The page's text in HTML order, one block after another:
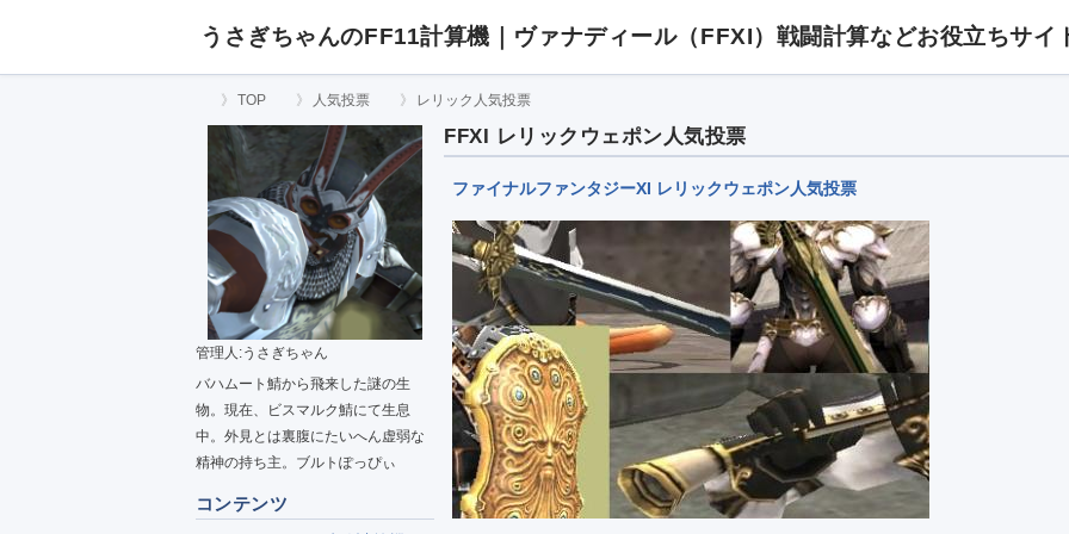
うさぎちゃんのFF11計算機｜ヴァナディール（FFXI）戦闘計算などお役立ちサイ
TOP 人気投票 レリック人気投票
管理人:うさぎちゃん
バハムート鯖から飛来した謎の生
物。現在、ビスマルク鯖にて生息
中。外見とは裏腹にたいへん虚弱な
精神の持ち主。ブルトぽっぴぃ
コンテンツ
FFXI レリックウェポン人気投票
ファイナルファンタジーXI レリックウェポン人気投票